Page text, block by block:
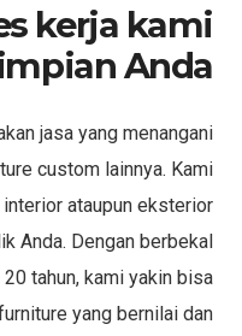
kerja kami
Anda
jasa yang menangani
custom lainnya. Kami
ataupun eksterior
Anda. Dengan berbekal
tahun, kami yakin bisa
yang bernilai dan